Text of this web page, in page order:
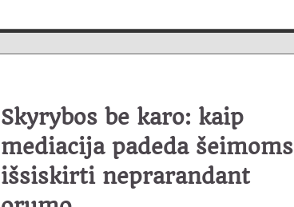
Skyrybos be karo: kaip
mediacija padeda šeimoms
išsiskirti neprarandant